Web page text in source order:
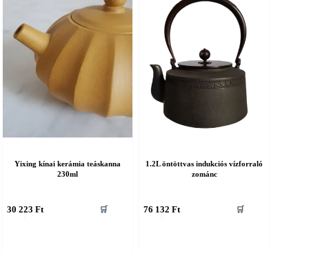
Yixing kínai kerámia teáskanna
230ml
30 223 Ft 🛒
1.2L öntöttvas indukciós vízforraló
zománc
76 132 Ft 🛒